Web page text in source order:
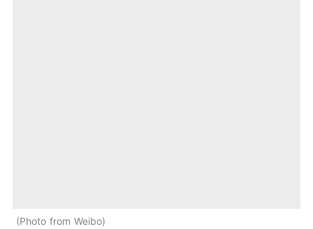
Photo from Weibo